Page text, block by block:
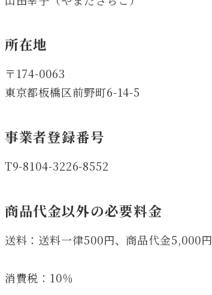
所在地
〒174-0063
東京都板橋区前野町6-14-5
事業者登録番号
T9-8104-3226-8552
商品代金以外の必要料金
送料：送料一律500円、商品代金5,000
消費税：10％